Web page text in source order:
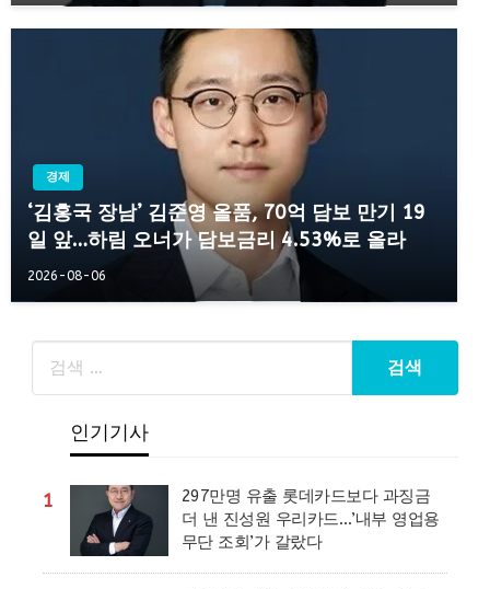
경제
‘김홍국 장남’ 김준영 올품, 70억 담보 만기 19
일 앞…하림 오너가 담보금리 4.53%로 올라
2026-08-06
인기기사
1
297만명 유출 롯데카드보다 과징금
더 낸 진성원 우리카드…’내부 영업용
무단 조회’가 갈랐다